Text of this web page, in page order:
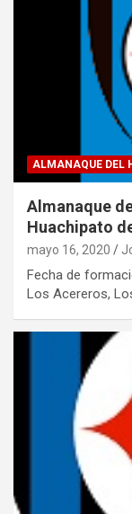
ALMANAQUE DEL
Almanaque
Huachipato
mayo 16, 2020
Fecha de
Los Acereros,